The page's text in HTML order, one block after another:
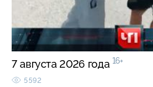
7 августа 2026 года 16+
5592